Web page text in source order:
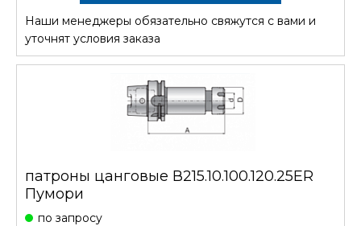
СТОИМОСТЬ
Наши менеджеры обязательно свяжутся с вами и
уточнят условия заказа
патроны цанговые В215.10.100.120.25ER
Пумори
по запросу